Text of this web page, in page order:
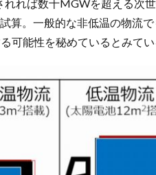
れば数十MGWを超える次
算。一般的な非低温の物流
可能性を秘めているとみてい